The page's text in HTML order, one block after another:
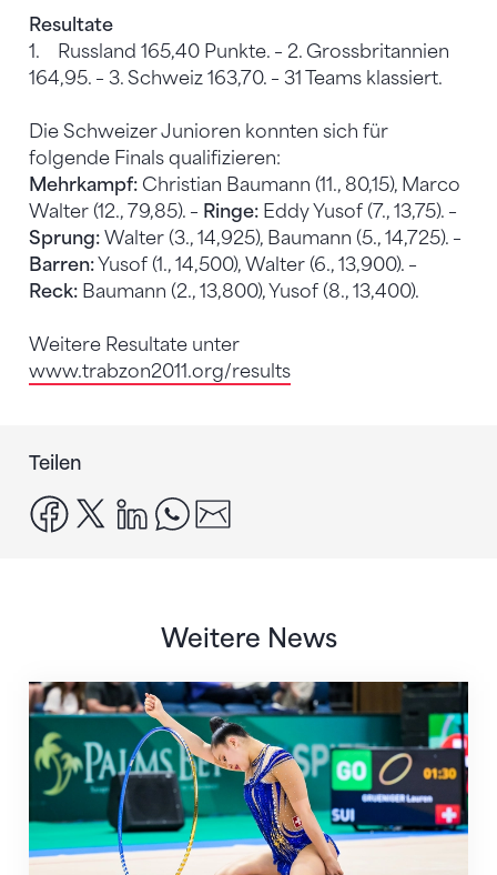
Resultate
1. Russland 165,40 Punkte. – 2. Grossbritannien
164,95. – 3. Schweiz 163,70. – 31 Teams klassiert.
Die Schweizer Junioren konnten sich für
folgende Finals qualifizieren:
Mehrkampf: Christian Baumann (11., 80,15), Marco
Walter (12., 79,85). – Ringe: Eddy Yusof (7., 13,75). –
Sprung: Walter (3., 14,925), Baumann (5., 14,725). –
Barren:Yusof (1., 14,500), Walter (6., 13,900). –
Reck: Baumann (2., 13,800), Yusof (8., 13,400).
Weitere Resultate unter
www.trabzon2011.org/results
Teilen
facebook
x linkedinwhatsapp
Weitere News
Nächster Halt: Weltmeisterschaft